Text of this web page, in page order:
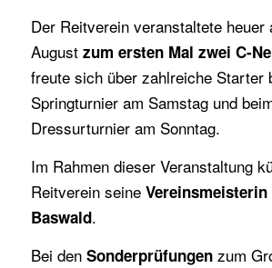
Der Reitverein veranstaltete heuer
Augustzum ersten Mal zwei C-
freute sich über zahlreiche Starter
Springturnier am Samstag und
Dressurturnier am Sonntag.
Im Rahmen dieser Veranstaltung
Reitverein seine Vereinsmeisterin
Baswald.
Bei den Sonderprüfungenzum